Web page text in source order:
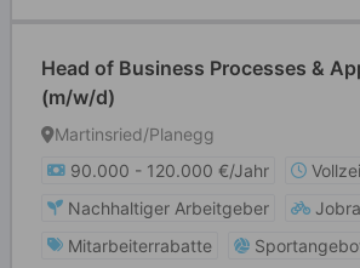
Head of Business Processes &
(m/w/d)
Martinsried/Planegg
90.000 - 120.000 €/Jahr
Nachhaltiger Arbeitgeber
Mitarbeiterrabatte